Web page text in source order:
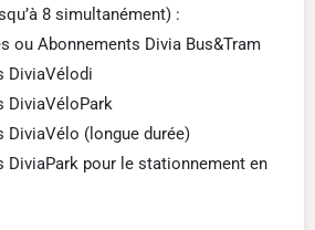
8 simultanément) :
ou Abonnements Divia Bus&Tram
DiviaVélodi
DiviaVéloPark
DiviaVélo (longue durée)
DiviaPark pour le stationnement en